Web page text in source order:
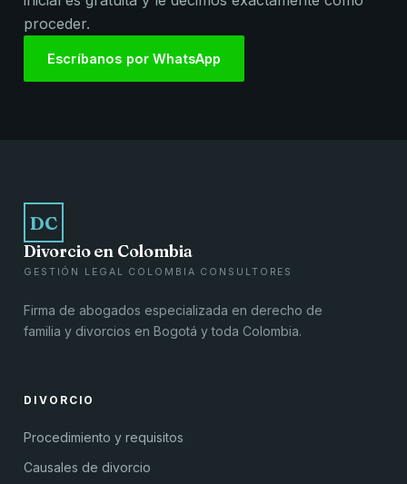
proceder.
Escríbanos por WhatsApp
DC
Divorcio en Colombia
GESTIÓN LEGAL COLOMBIA CONSULTORES
Firma de abogados especializada en derecho de
familia y divorcios en Bogotá y toda Colombia.
DIVORCIO
Procedimiento y requisitos
Causales de divorcio